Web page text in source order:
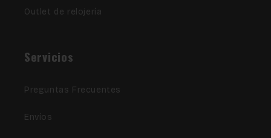
Outlet de relojería
Servicios
Preguntas Frecuentes
Envíos